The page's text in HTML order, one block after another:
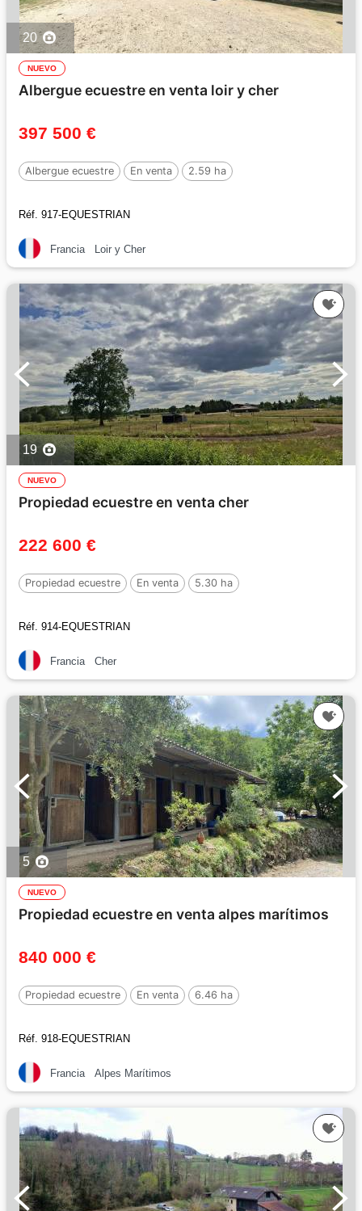
20
NUEVO
Albergue ecuestre en venta loir y cher
397 500 €
Albergue ecuestre En venta 2.59 ha
Réf. 917-EQUESTRIAN
Francia Loir y Cher
19
NUEVO
Propiedad ecuestre en venta cher
222 600 €
Propiedad ecuestre En venta 5.30 ha
Réf. 914-EQUESTRIAN
Francia Cher
5
NUEVO
Propiedad ecuestre en venta alpes marítimos
840 000 €
Propiedad ecuestre En venta 6.46 ha
Réf. 918-EQUESTRIAN
Francia Alpes Marítimos